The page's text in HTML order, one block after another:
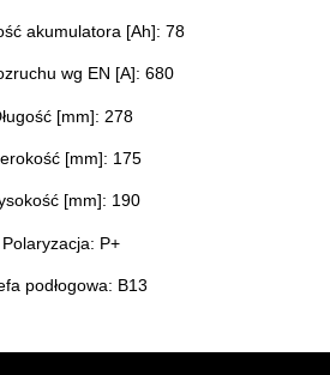
akumulatora [Ah]: 78
wg EN [A]: 680
[mm]: 278
[mm]: 175
[mm]: 190
Polaryzacja: P+
podłogowa: B13